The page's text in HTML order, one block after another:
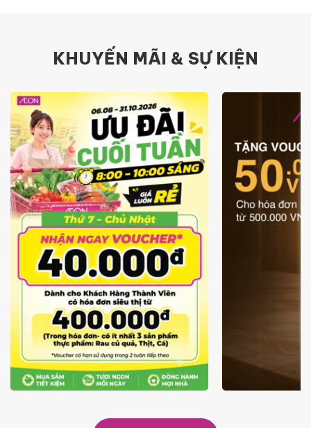
KHUYẾN MÃI & SỰ KIỆN
GIÁ LUÔN RẺ TỪ 6/8 - 31/10
ƯU